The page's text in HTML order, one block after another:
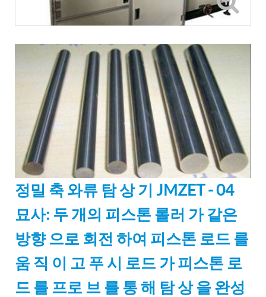
정밀 축 와류 탐 상 기 JMZET - 04
묘사: 두 개의 피스톤 롤러 가 같은
방향 으로 회전 하여 피스톤 로드 를
움 직 이 고 푸 시 로드 가 피스톤 로
드 를 프로 브 를 통 해 탐 상 을 완성